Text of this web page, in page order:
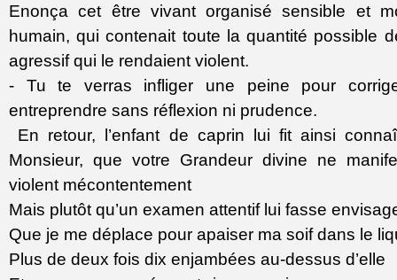
Enonça cet être vivant organisé sensible et
humain, qui contenait toute la quantité possible
agressif qui le rendaient violent.
- Tu te verras infliger une peine pour
entreprendre sans réflexion ni prudence.
En retour, l’enfant de caprin lui fit ainsi
Monsieur, que votre Grandeur divine ne
violent mécontentement
Mais plutôt qu’un examen attentif lui fasse
Que je me déplace pour apaiser ma soif dans le
Plus de deux fois dix enjambées au-dessus d’elle